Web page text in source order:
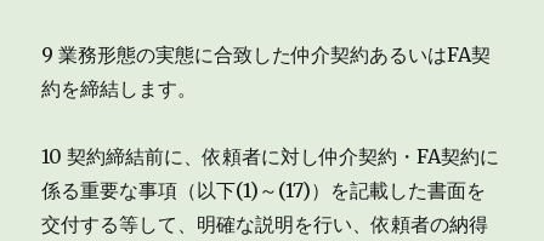
9 業務形態の実態に合致した仲介契約あるいはFA契
約を締結します。
10 契約締結前に、依頼者に対し仲介契約・FA契約に
係る重要な事項（以下(1)～(17)）を記載した書面を
交付する等して、明確な説明を行い、依頼者の納得